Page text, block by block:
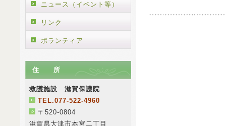
ニュース（イベント等）
リンク
ボランティア
住 所
救護施設 滋賀保護院
TEL.077-522-4960
〒520-0804
滋賀県大津市本宮二丁目